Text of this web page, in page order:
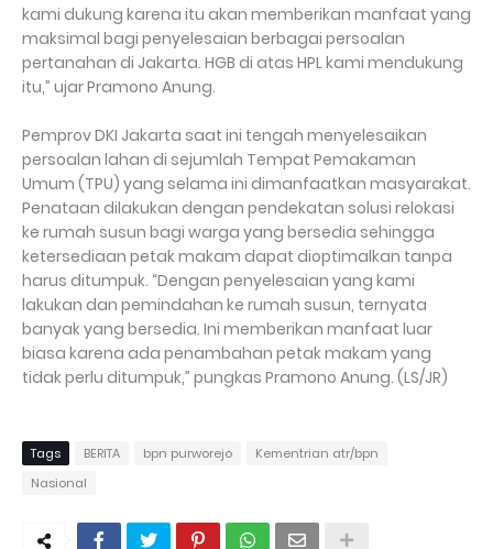
kami dukung karena itu akan memberikan manfaat yang
maksimal bagi penyelesaian berbagai persoalan
pertanahan di Jakarta. HGB di atas HPL kami mendukung
itu,” ujar Pramono Anung.
Pemprov DKI Jakarta saat ini tengah menyelesaikan
persoalan lahan di sejumlah Tempat Pemakaman
Umum (TPU) yang selama ini dimanfaatkan masyarakat.
Penataan dilakukan dengan pendekatan solusi relokasi
ke rumah susun bagi warga yang bersedia sehingga
ketersediaan petak makam dapat dioptimalkan tanpa
harus ditumpuk. “Dengan penyelesaian yang kami
lakukan dan pemindahan ke rumah susun, ternyata
banyak yang bersedia. Ini memberikan manfaat luar
biasa karena ada penambahan petak makam yang
tidak perlu ditumpuk,” pungkas Pramono Anung. (LS/JR)
Tags BERITA bpn purworejo
Kementrian atr/bpn
Nasional